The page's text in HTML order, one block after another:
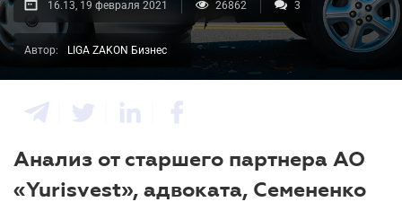
16.13, 19 февраля 2021 26862 3
Автор: LIGA ZAKON Бизнес
Анализ от старшего партнера АО
«Yurisvest», адвоката, Семененко